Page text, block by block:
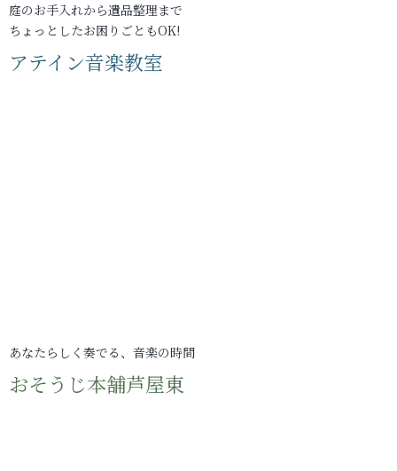
庭のお手入れから遺品整理まで
ちょっとしたお困りごともOK!
アテイン音楽教室
あなたらしく奏でる、音楽の時間
おそうじ本舗芦屋東